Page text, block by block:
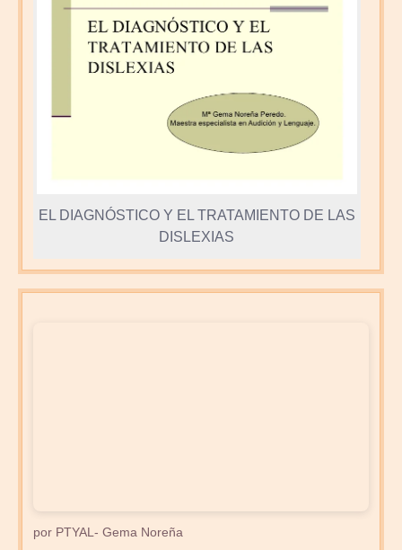
EL DIAGNÓSTICO Y EL TRATAMIENTO DE LAS
DISLEXIAS
por PTYAL- Gema Noreña